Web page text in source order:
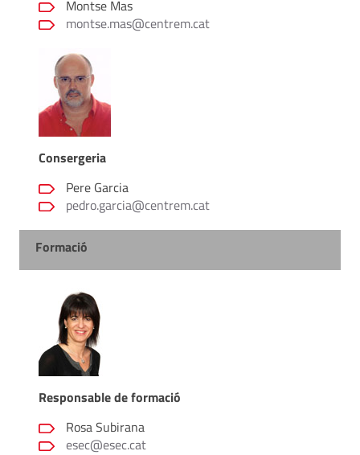
Montse Mas
montse.mas@centrem.cat
Consergeria
Pere Garcia
pedro.garcia@centrem.cat
Formació
Responsable de formació
Rosa Subirana
esec@esec.cat